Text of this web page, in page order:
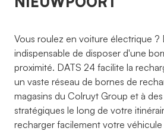
Vous roulez en voiture électrique ?
indispensable de disposer d'une
proximité. DATS 24 facilite la
un vaste réseau de bornes de
magasins du Colruyt Group et à
stratégiques le long de votre
recharger facilement votre